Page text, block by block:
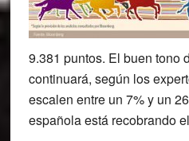
9.381 puntos. El buen tono
continuará, según los
escalen entre un 7% y un
española está recobrando